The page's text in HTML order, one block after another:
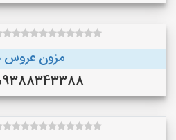
مزون عروس
09388343388